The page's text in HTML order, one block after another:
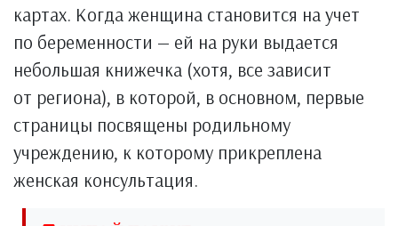
картах. Когда женщина становится на учет
по беременности — ей на руки выдается
небольшая книжечка (хотя, все зависит
от региона), в которой, в основном, первые
страницы посвящены родильному
учреждению, к которому прикреплена
женская консультация.